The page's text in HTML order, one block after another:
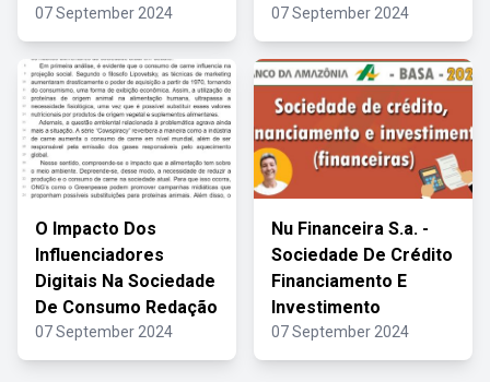
07 September 2024 07 September 2024
O Impacto Dos
Influenciadores
Digitais Na Sociedade
De Consumo Redação
07 September 2024
Nu Financeira S.a. -
Sociedade De Crédito
Financiamento E
Investimento
07 September 2024